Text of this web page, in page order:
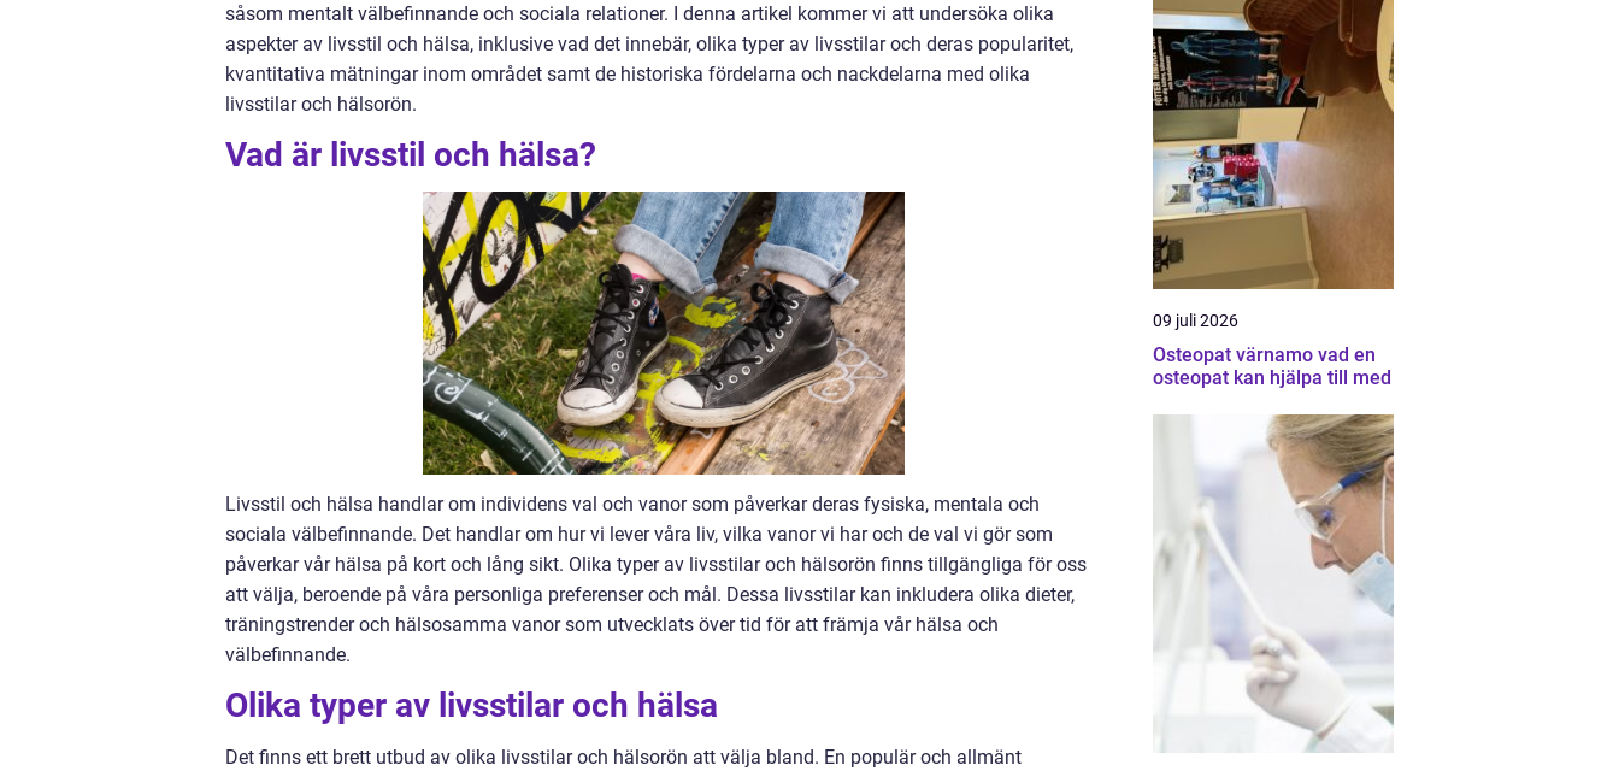
såsom mentalt välbefinnande och sociala relationer. I denna artikel kommer vi att undersöka olika
aspekter av livsstil och hälsa, inklusive vad det innebär, olika typer av livsstilar och deras popularitet,
kvantitativa mätningar inom området samt de historiska fördelarna och nackdelarna med olika
livsstilar och hälsorön.
Vad är livsstil och hälsa?
Livsstil och hälsa handlar om individens val och vanor som påverkar deras fysiska, mentala och
sociala välbefinnande. Det handlar om hur vi lever våra liv, vilka vanor vi har och de val vi gör som
påverkar vår hälsa på kort och lång sikt. Olika typer av livsstilar och hälsorön finns tillgängliga för oss
att välja, beroende på våra personliga preferenser och mål. Dessa livsstilar kan inkludera olika dieter,
träningstrender och hälsosamma vanor som utvecklats över tid för att främja vår hälsa och
välbefinnande.
Olika typer av livsstilar och hälsa
Det finns ett brett utbud av olika livsstilar och hälsorön att välja bland. En populär och allmänt
09 juli 2026
Osteopat värnamo vad en
osteopat kan hjälpa till med